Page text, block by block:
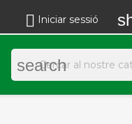
 Iniciar sessió
search